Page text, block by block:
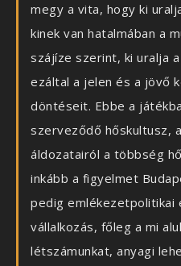
megy a vita, hogy ki
kinek van hatalmában a
szájíze szerint, ki uralja
ezáltal a jelen és a jövő
döntéseit. Ebbe a
szerveződő hőskultusz,
áldozatairól a többség
inkább a figyelmet
pedig emlékezetpolitikai
vállalkozás, főleg a mi
létszámunkat, anyagi